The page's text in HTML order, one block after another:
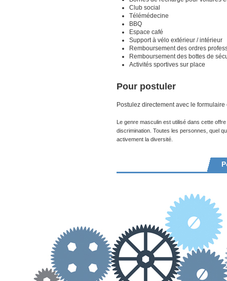
Club social
Télémédecine
BBQ
Espace café
Support à vélo extérieur / intérieur
Remboursement des ordres
Remboursement des bottes de
Activités sportives sur place
Pour postuler
Postulez directement avec le
Le genre masculin est utilisé dans cette
discrimination. Toutes les personnes, quel
activement la diversité.